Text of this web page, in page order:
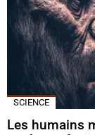
SCIENCE
Les humains